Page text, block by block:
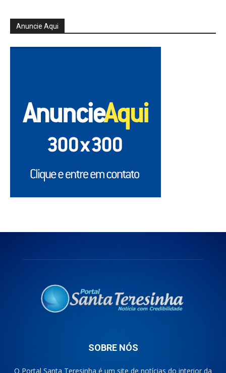
Anuncie Aqui
SOBRE NÓS
O Portal Santa Teresinha é um site de notícias do interior da